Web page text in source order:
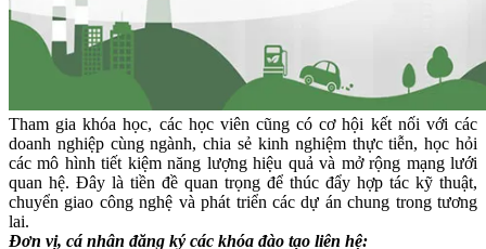
Tham gia khóa học, các học viên cũng có cơ hội kết nối với các
doanh nghiệp cùng ngành, chia sẻ kinh nghiệm thực tiễn, học hỏi
các mô hình tiết kiệm năng lượng hiệu quả và mở rộng mạng lưới
quan hệ. Đây là tiền đề quan trọng để thúc đẩy hợp tác kỹ thuật,
chuyển giao công nghệ và phát triển các dự án chung trong tương
lai.
Đơn vị, cá nhân đăng ký các khóa đào tạo liên hệ: